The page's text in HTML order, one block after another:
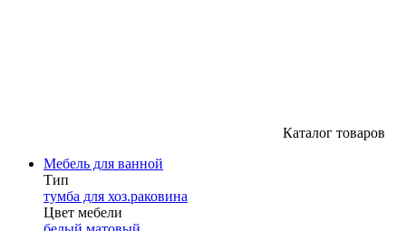
Каталог товаров
Мебель для ванной
Тип
тумба для хоз.раковина
Цвет мебели